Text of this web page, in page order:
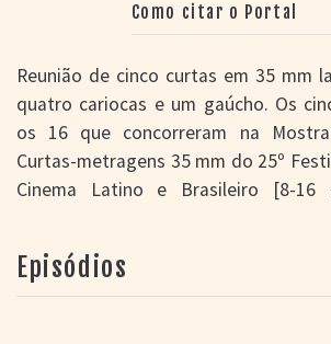
Como citar o Portal
Reunião de cinco curtas em 35 mm
quatro cariocas e um gaúcho. Os
os 16 que concorreram na
Curtas-metragens 35 mm do 25º
Cinema Latino e Brasileiro [8-16
encontram no Panorama
Internacional de Curtas Metragens de
ago]. E em outros festivais, o que
realizadores de juntá-los num longa.
Episódios